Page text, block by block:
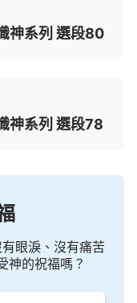
惑，不能相信，他
手摸到的基礎上。
與主耶穌確實是神
手去摸他的肋旁。
穌的靈體親自向他
上的釘痕之外，没
讓他放下他的疑
，而且讓他確實感
此消失了，他確實
認相信了主耶穌是
神系列 選段80
神系列 選段78
眼淚、沒有痛苦
神的祝福嗎？